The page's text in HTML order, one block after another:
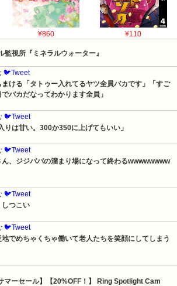
¥860 ¥110
監視所『ミネラルウォーター』
🐦Tweet
まける「タトゥー入れてるヤツ全員バカです」「すご
バカだなってわかります全員」
🐦Tweet
りは甘い。300か350に上げてもいい」
🐦Tweet
ん、ジジババの溜まり場になって終わるwwwwwwww
🐦Tweet
しつこい
🐦Tweet
地でめちゃくちゃ働いて老人たちを笑顔にしてしまう
マーセール】【20%OFF！】 Ring Spotlight Cam